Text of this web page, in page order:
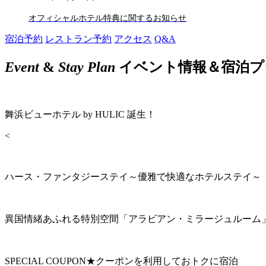
オフィシャルホテル特典に関するお知らせ
宿泊予約 レストラン予約 アクセス Q&A
Event& Stay Plan イベント情報＆宿泊
舞浜ビューホテル by HULIC 誕生！
<
ハース・ファンタジーステイ～優雅で快適なホテルステイ～
異国情緒あふれる特別空間「アラビアン・ミラージュルーム
SPECIAL COUPON★クーポンを利用しておトクに宿泊